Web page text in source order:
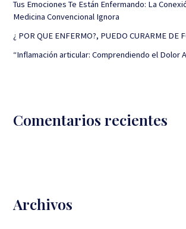
r
:
Tus Emociones Te Están Enfermando: La
Medicina Convencional Ignora
¿ POR QUE ENFERMO?, PUEDO CURARME DE
“Inflamación articular: Comprendiendo el Dolor
Comentarios recientes
Archivos